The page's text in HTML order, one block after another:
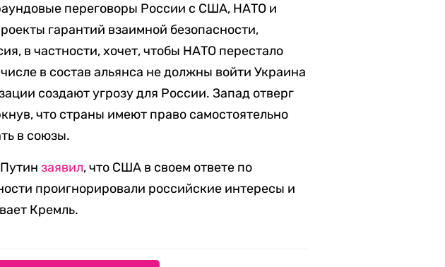
переговоры России с США, НАТО и
гарантий взаимной безопасности,
в частности, хочет, чтобы НАТО перестало
в состав альянса не должны войти Украина
создают угрозу для России. Запад отверг
что страны имеют право самостоятельно
в союзы.
Путинзаявил, что США в своем ответе по
проигнорировали российские интересы и
Кремль.